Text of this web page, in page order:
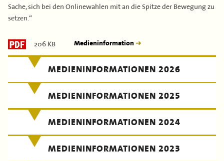
Sache, sich bei den Onlinewahlen mit an die Spitze der Bewegung zu
setzen.“
206 KB Medieninformation
MEDIENINFORMATIONEN 2026
MEDIENINFORMATIONEN 2025
MEDIENINFORMATIONEN 2024
MEDIENINFORMATIONEN 2023